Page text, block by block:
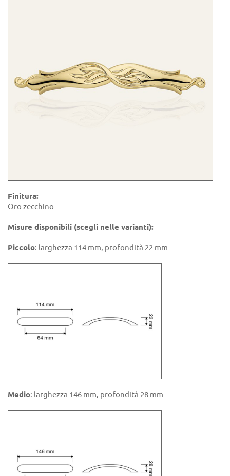
Finitura:
Oro zecchino
Misure disponibili (scegli nelle varianti):
Piccolo: larghezza 114 mm, profondità 22 mm
Medio: larghezza 146 mm, profondità 28 mm